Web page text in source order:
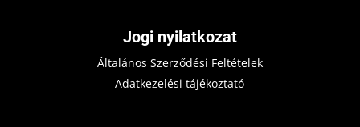
Jogi nyilatkozat
Általános Szerződési Feltételek
Adatkezelési tájékoztató